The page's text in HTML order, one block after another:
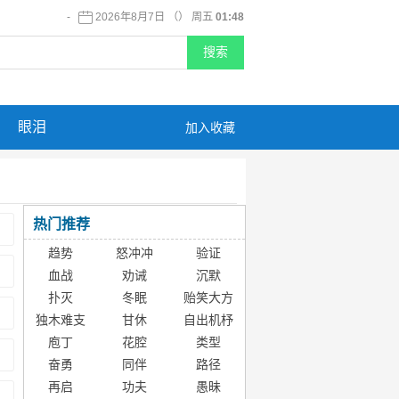
- 2026年8月7日 （） 周五 01:48
加入收藏
眼泪
热门推荐
趋势 怒冲冲
验证
血战
劝诫
沉默
扑灭
冬眠
贻笑大方
独木难支
甘休
自出机杼
庖丁
花腔
类型
奋勇
同伴
路径
再启
功夫 愚昧